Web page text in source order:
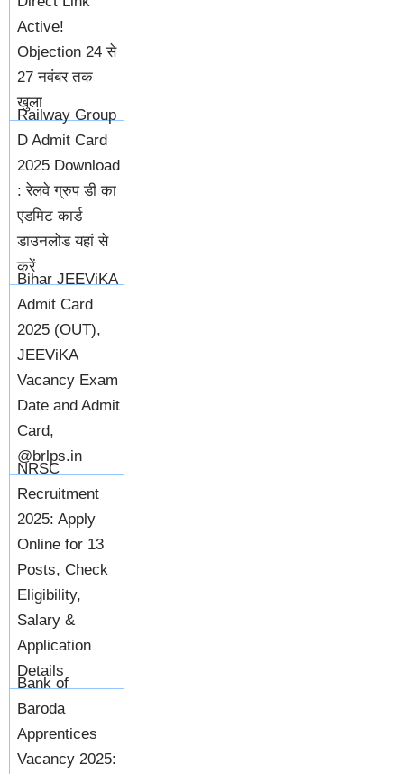
Active!
Objection 24 से
27 नवंबर तक
खुला
Railway Group
D Admit Card
2025 Download
: रेलवे ग्रुप डी का
एडमिट कार्ड
डाउनलोड यहां से
करें
Bihar JEEViKA
Admit Card
2025 (OUT),
JEEViKA
Vacancy Exam
Date and Admit
Card,
@brlps.in
NRSC
Recruitment
2025: Apply
Online for 13
Posts, Check
Eligibility,
Salary &
Application
Details
Bank of
Baroda
Apprentices
Vacancy 2025: